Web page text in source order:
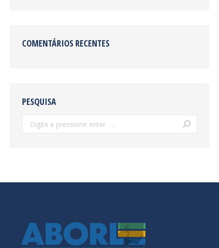
COMENTÁRIOS RECENTES
PESQUISA
Search: